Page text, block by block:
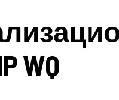
WQ